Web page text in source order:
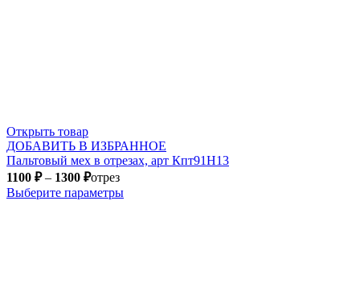
Открыть товар
ДОБАВИТЬ В ИЗБРАННОЕ
Пальтовый мех в отрезах, арт Кпт91Н13
1100 ₽– 1300 ₽отрез
Выберите параметры